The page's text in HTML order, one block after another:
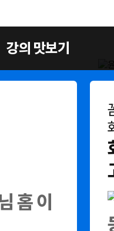
강의 맛보기